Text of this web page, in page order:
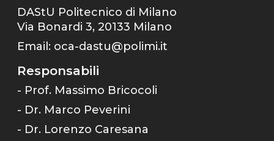
DAStU Politecnico di Milano
Via Bonardi 3, 20133 Milano
Email: oca-dastu@polimi.it
Responsabili
- Prof. Massimo Bricocoli
- Dr. Marco Peverini
- Dr. Lorenzo Caresana